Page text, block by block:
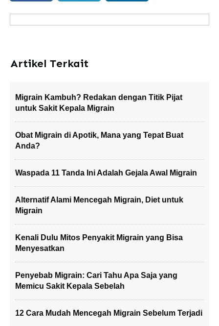
Artikel Terkait
Migrain Kambuh? Redakan dengan Titik Pijat
untuk Sakit Kepala Migrain
Obat Migrain di Apotik, Mana yang Tepat Buat
Anda?
Waspada 11 Tanda Ini Adalah Gejala Awal Migrain
Alternatif Alami Mencegah Migrain, Diet untuk
Migrain
Kenali Dulu Mitos Penyakit Migrain yang Bisa
Menyesatkan
Penyebab Migrain: Cari Tahu Apa Saja yang
Memicu Sakit Kepala Sebelah
12 Cara Mudah Mencegah Migrain Sebelum Terjadi